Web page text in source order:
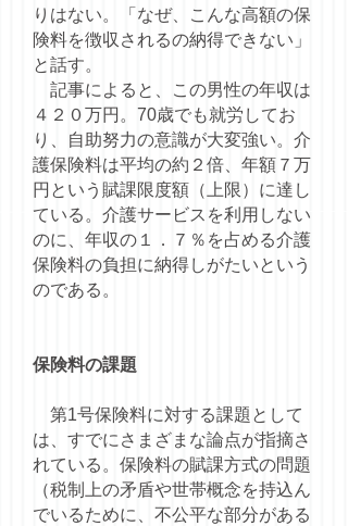
りはない。「なぜ、こんな高額の保
険料を徴収されるの納得できない」
と話す。
記事によると、この男性の年収は
４２０万円。70歳でも就労してお
り、自助努力の意識が大変強い。介
護保険料は平均の約２倍、年額７万
円という賦課限度額（上限）に達し
ている。介護サービスを利用しない
のに、年収の１．７％を占める介護
保険料の負担に納得しがたいという
のである。
保険料の課題
第1号保険料に対する課題として
は、すでにさまざまな論点が指摘さ
れている。保険料の賦課方式の問題
（税制上の矛盾や世帯概念を持込ん
でいるために、不公平な部分がある